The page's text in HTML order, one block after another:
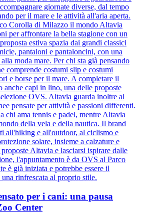
giornate diverse, dal tempo
per il mare e le attività all'aria aperta.
Corolla di Milazzo il mondo Altavia
per affrontare la bella stagione con un
estiva spazia dai grandi classici
pantaloni e pantaloncini, con una
moda mare. Per chi sta già pensando
comprende costumi slip e costumi
e borse per il mare. A completare il
anche capi in lino, una delle proposte
OVS. Altavia guarda inoltre al
pensate per attività e passioni differenti.
chi ama tennis e padel, mentre Altavia
della vela e della nautica. Il brand
all'hiking e all'outdoor, al ciclismo e
solare, insieme a calzature e
Altavia e lasciarsi ispirare dalle
l'appuntamento è da OVS al Parco
è già iniziata e potrebbe essere il
rinfrescata al proprio stile.
per i cani: una pausa
Center